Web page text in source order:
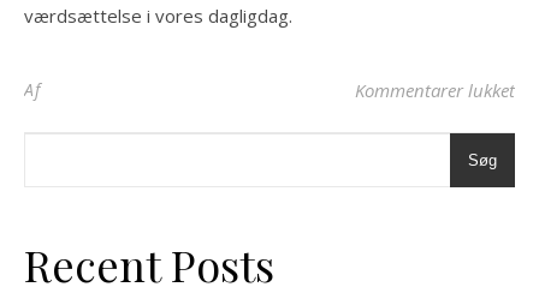
værdsættelse i vores dagligdag.
Af Kommentarer lukkettil
Søg
Recent Posts